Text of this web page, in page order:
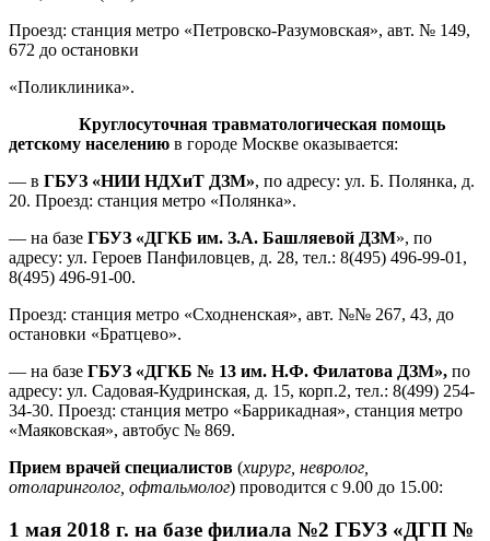
Проезд: станция метро «Петровско-Разумовская», авт. № 149,
672 до остановки
«Поликлиника».
Круглосуточная травматологическая помощь
детскому населению в городе Москве оказывается:
— в ГБУЗ «НИИ НДХиТ ДЗМ», по адресу: ул. Б. Полянка, д.
20. Проезд: станция метро «Полянка».
— на базе ГБУЗ «ДГКБ им. З.А. Башляевой ДЗМ», по
адресу: ул. Героев Панфиловцев, д. 28, тел.: 8(495) 496-99-01,
8(495) 496-91-00.
Проезд: станция метро «Сходненская», авт. №№ 267, 43, до
остановки «Братцево».
— на базе ГБУЗ «ДГКБ № 13 им. Н.Ф. Филатова ДЗМ», по
адресу: ул. Садовая-Кудринская, д. 15, корп.2, тел.: 8(499) 254-
34-30. Проезд: станция метро «Баррикадная», станция метро
«Маяковская», автобус № 869.
Прием врачей специалистов (хирург, невролог,
отоларинголог, офтальмолог) проводится с 9.00 до 15.00:
1 мая 2018 г. на базе филиала №2 ГБУЗ «ДГП №